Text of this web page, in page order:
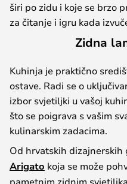
širi po zidu i koje se brzo
za čitanje i igru kada
Zidna
Kuhinja je praktično
ostave. Radi se o
izbor svjetiljki u vašoj
što se poigrava s vašim
kulinarskim zadacima.
Od hrvatskih dizajnerskih
Arigato koja se može
pametnim zidnim